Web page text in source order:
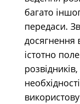
багато
передаси.
досягнення
істотно